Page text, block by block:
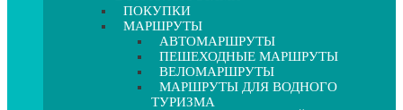
ПОКУПКИ
МАРШРУТЫ
АВТОМАРШРУТЫ
ПЕШЕХОДНЫЕ МАРШРУТЫ
ВЕЛОМАРШРУТЫ
МАРШРУТЫ ДЛЯ ВОДНОГО
ТУРИЗМА